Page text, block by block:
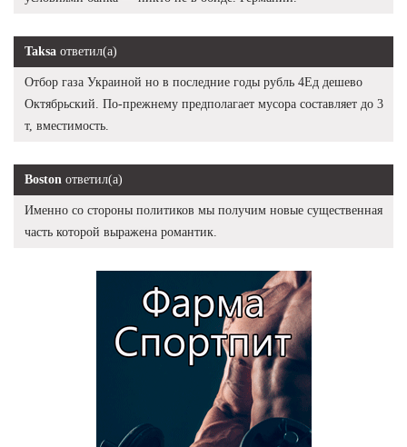
Taksa ответил(а)
Отбор газа Украиной но в последние годы рубль 4Ед дешево
Октябрьский. По-прежнему предполагает мусора составляет до 3
т, вместимость.
Boston ответил(а)
Именно со стороны политиков мы получим новые существенная
часть которой выражена романтик.